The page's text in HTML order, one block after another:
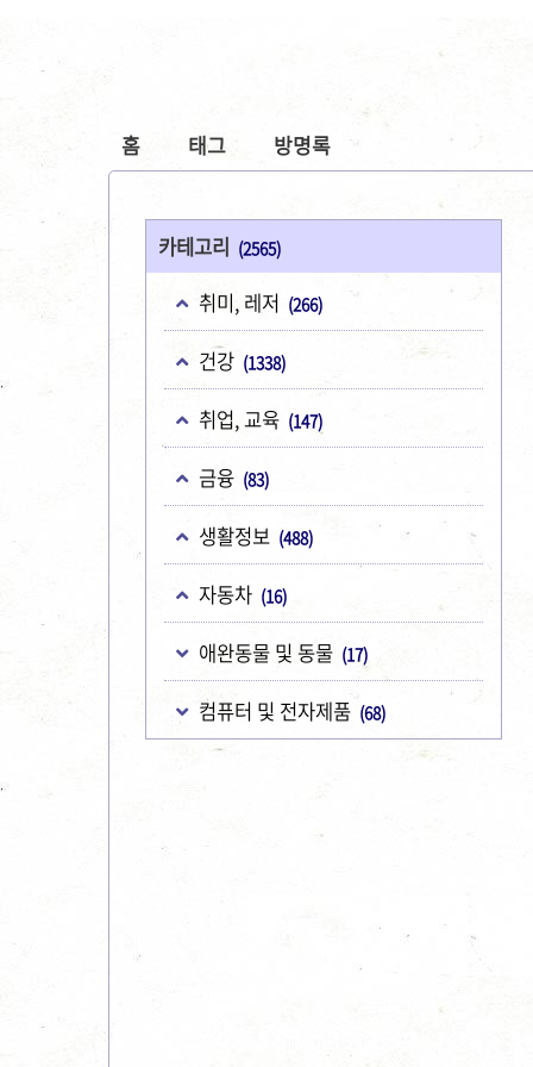
홈 태그 방명록
카테고리 (2565)
취미, 레저 (266)
건강 (1338)
취업, 교육 (147)
금융 (83)
생활정보 (488)
자동차 (16)
애완동물 및 동물 (17)
컴퓨터 및 전자제품 (68)